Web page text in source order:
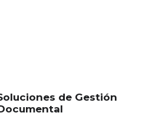
de Gestión